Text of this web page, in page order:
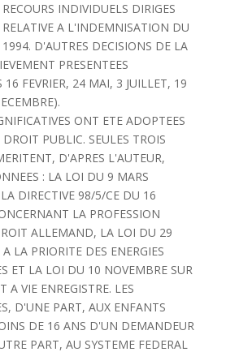
INDIVIDUELS DIRIGES
A L'INDEMNISATION DU
D'AUTRES DECISIONS DE LA
PRESENTEES
16 FEVRIER, 24 MAI, 3 JUILLET, 19
ONT ETE ADOPTEES
PUBLIC. SEULES TROIS
D'APRES L'AUTEUR,
: LA LOI DU 9 MARS
DIRECTIVE 98/5/CE DU 16
LA PROFESSION
ALLEMAND, LA LOI DU 29
LA PRIORITE DES ENERGIES
ET LA LOI DU 10 NOVEMBRE SUR
A VIE ENREGISTRE. LES
D'UNE PART, AUX ENFANTS
DE 16 ANS D'UN DEMANDEUR
PART, AU SYSTEME FEDERAL